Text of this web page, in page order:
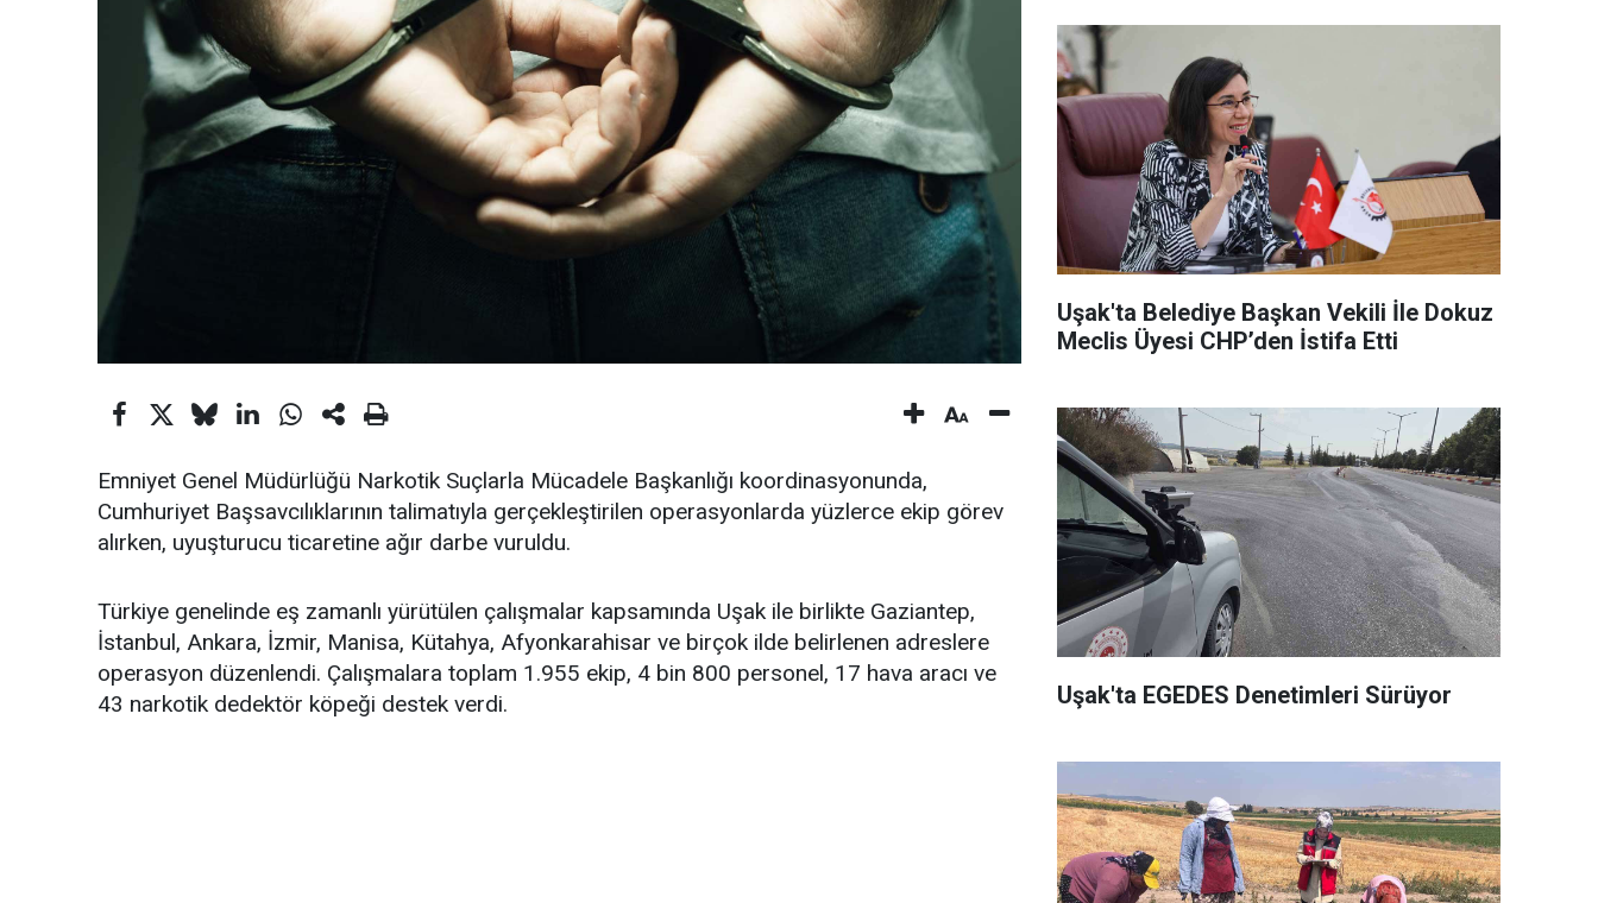
Emniyet Genel Müdürlüğü Narkotik Suçlarla Mücadele Başkanlığı koordinasyonunda,
Cumhuriyet Başsavcılıklarının talimatıyla gerçekleştirilen operasyonlarda yüzlerce ekip görev
alırken, uyuşturucu ticaretine ağır darbe vuruldu.
Türkiye genelinde eş zamanlı yürütülen çalışmalar kapsamında Uşak ile birlikte Gaziantep,
İstanbul, Ankara, İzmir, Manisa, Kütahya, Afyonkarahisar ve birçok ilde belirlenen adreslere
operasyon düzenlendi. Çalışmalara toplam 1.955 ekip, 4 bin 800 personel, 17 hava aracı ve
43 narkotik dedektör köpeği destek verdi.
Uşak'ta Belediye Başkan Vekili İle Dokuz
Meclis Üyesi CHP’den İstifa Etti
Uşak'ta EGEDES Denetimleri Sürüyor